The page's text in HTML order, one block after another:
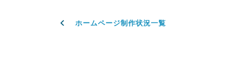
ホームページ制作状況一覧